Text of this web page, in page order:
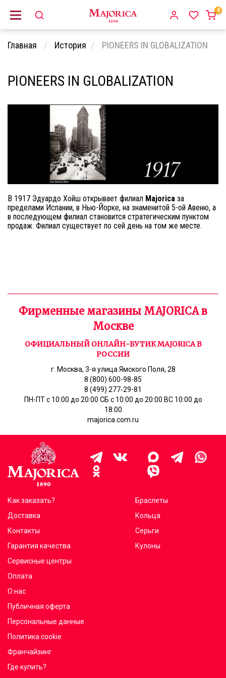
0
Главная История PIONEERS IN GLOBALIZATION
PIONEERS IN GLOBALIZATION
В 1917 Эдуардо Хойш открывает филиал Majorica за
пределами Испании, в Нью-Йорке, на знаменитой 5-ой Авеню, a
в последующем филиал становится стратегическим пунктом
продаж. Филиал существует по сей день на том же месте.
Фирменные магазины MAJORICA в
Москве
ОФИЦИАЛЬНЫЙ ОНЛАЙН-БУТИК MAJORICA В
РОССИИ
г. Москва, 3-я улица Ямского Поля, 28
8 (800) 600-98-85
8 (499) 277-29-81
ПН-ПТ с 10:00 до 20:00 СБ с 10:00 до 20:00 ВС 10:00 до
18:00
majorica.com.ru
Как заказать?
Доставка
Контакты
Гарантия качества
Сервисные центры
Оплата
О нас
Публичная оферта
Персональные данные
Политика cookie
Франчайзинг
Где купить?
Браслеты
Кольца
Серьги
Кулоны